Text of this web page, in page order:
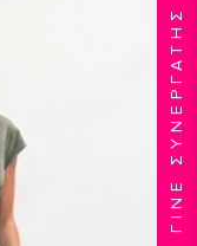
ΓΙΝΕ ΣΥΝΕΡΓΑΤΗΣ